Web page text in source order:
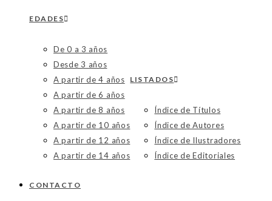
EDADES
De 0 a 3 años
Desde 3 años
A partir de 4 años
A partir de 6 años
A partir de 8 años
A partir de 10 años
A partir de 12 años
A partir de 14 años
LISTADOS
Índice de Títulos
Índice de Autores
Índice de Ilustradores
Índice de Editoriales
CONTACTO